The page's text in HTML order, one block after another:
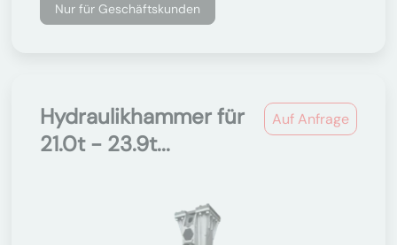
Nur für Geschäftskunden
Auf Anfrage
Hydraulikhammer für
21.0t - 23.9t...